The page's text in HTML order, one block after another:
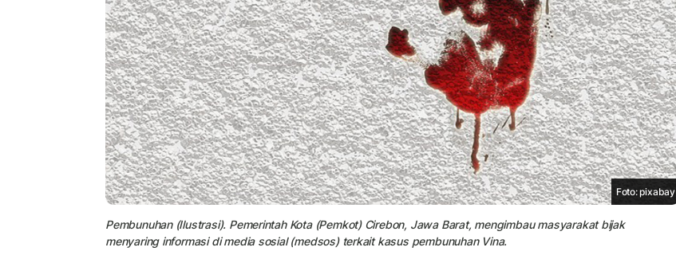
Foto: pixabay
Pembunuhan (Ilustrasi). Pemerintah Kota (Pemkot) Cirebon, Jawa Barat, mengimbau masyarakat bijak
menyaring informasi di media sosial (medsos) terkait kasus pembunuhan Vina.